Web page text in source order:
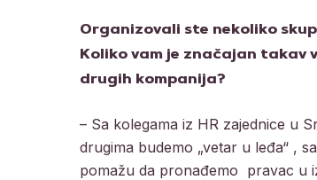
Organizovali ste nekoliko
Koliko vam je značajan takav
drugih kompanija?
– Sa kolegama iz HR zajednice u
drugima budemo „vetar u leđa“ ,
pomažu da pronađemo pravac u